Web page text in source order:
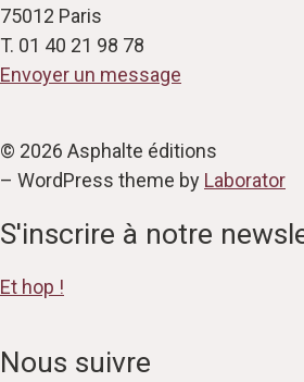
75012 Paris
T. 01 40 21 98 78
Envoyer un message
© 2026 Asphalte éditions
– WordPress theme by Laborator
S'inscrire à notre
Et hop !
Nous suivre